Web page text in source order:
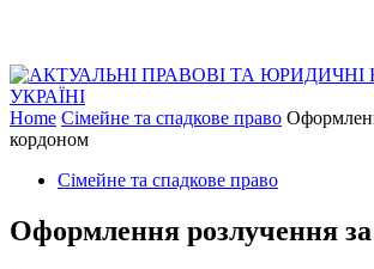
Home Сімейне та спадкове право
кордоном
Сімейне та спадкове право
Оформлення розлучення